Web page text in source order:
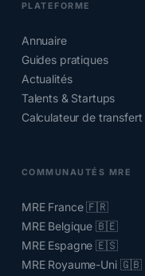
PLATEFORME
Annuaire
Guides pratiques
Actualités
Talents & Startups
Calculateur de transfert
COMMUNAUTÉS MRE
MRE France 🇫🇷
MRE Belgique 🇧🇪
MRE Espagne 🇪🇸
MRE Royaume-Uni 🇬🇧